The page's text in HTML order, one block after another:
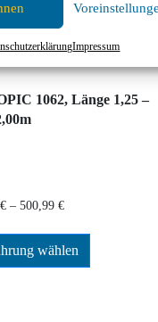
Impressum
Aluminium
1062, Länge 1,25 –
€ –500,99€
wählen